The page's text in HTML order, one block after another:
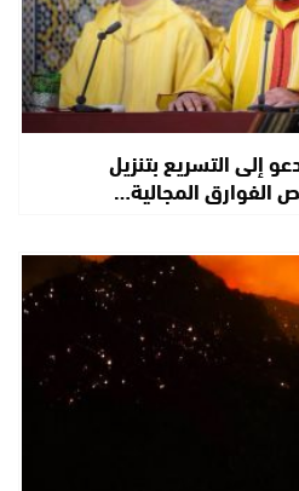
إلى التسريع بتنزيل
الفوارق المجالية…